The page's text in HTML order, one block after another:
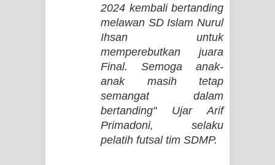
2024 kembali bertanding
melawan SD Islam Nurul
Ihsan untuk
memperebutkan juara
Final. Semoga anak-
anak masih tetap
semangat dalam
bertanding" Ujar Arif
Primadoni, selaku
pelatih futsal tim SDMP.